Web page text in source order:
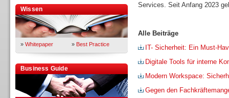
Wissen
» Whitepaper » Best Practice
Business Guide
Services. Seit Anfang 2023
Alle Beiträge
IT- Sicherheit: Ein Must-
Digitale Tools für interne
Modern Workspace:
Gegen den